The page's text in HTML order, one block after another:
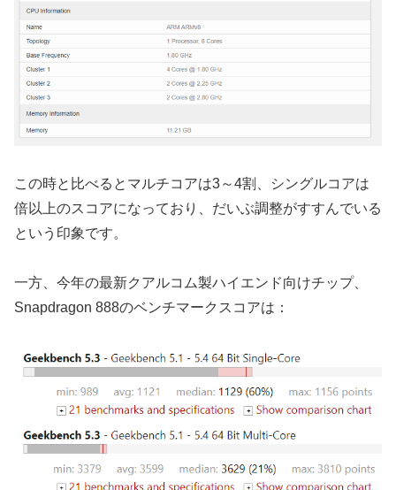
この時と比べるとマルチコアは3～4割、シングルコアは
倍以上のスコアになっており、だいぶ調整がすすんでいる
という印象です。
一方、今年の最新クアルコム製ハイエンド向けチップ、
Snapdragon 888のベンチマークスコアは：